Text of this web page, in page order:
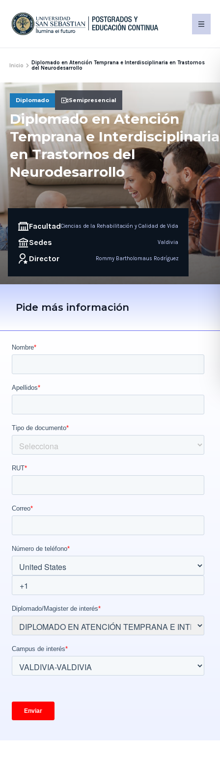
Inicio
Diplomado en Atención Temprana e Interdisciplinaria en Trastornos
del Neurodesarrollo
Diplomado Semipresencial
Diplomado en Atención
Temprana e Interdisciplinaria
en Trastornos del
Neurodesarrollo
FacultadCiencias de la Rehabilitación y Calidad de Vida
Sedes Valdivia
Director Rommy Bartholomaus Rodríguez
Pide más información